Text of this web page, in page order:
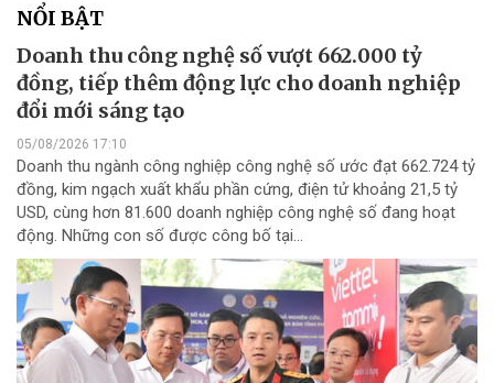
NỔI BẬT
Doanh thu công nghệ số vượt 662.000 tỷ
đồng, tiếp thêm động lực cho doanh nghiệp
đổi mới sáng tạo
05/08/2026 17:10
Doanh thu ngành công nghiệp công nghệ số ước đạt 662.724 tỷ
đồng, kim ngạch xuất khẩu phần cứng, điện tử khoảng 21,5 tỷ
USD, cùng hơn 81.600 doanh nghiệp công nghệ số đang hoạt
động. Những con số được công bố tại...